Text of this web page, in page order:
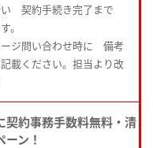
契約手続き完了まで
。
ジ問い合わせ時に 備考
載ください。担当より改
契約事務手数料無料・清
ン！